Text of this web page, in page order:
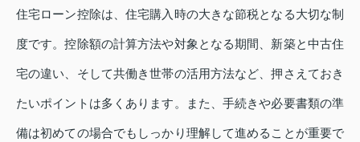
住宅ローン控除は、住宅購入時の大きな節税となる大切な制
度です。控除額の計算方法や対象となる期間、新築と中古住
宅の違い、そして共働き世帯の活用方法など、押さえておき
たいポイントは多くあります。また、手続きや必要書類の準
備は初めての場合でもしっかり理解して進めることが重要で